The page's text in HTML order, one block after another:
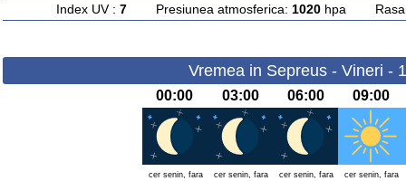
Index UV : 7Presiunea atmosferica: 1020hpa
Vremea in Sepreus - Vineri -
00:00 03:00 06:00 09:00
cer senin, fara
cer senin, fara
cer senin, fara
cer senin, fara